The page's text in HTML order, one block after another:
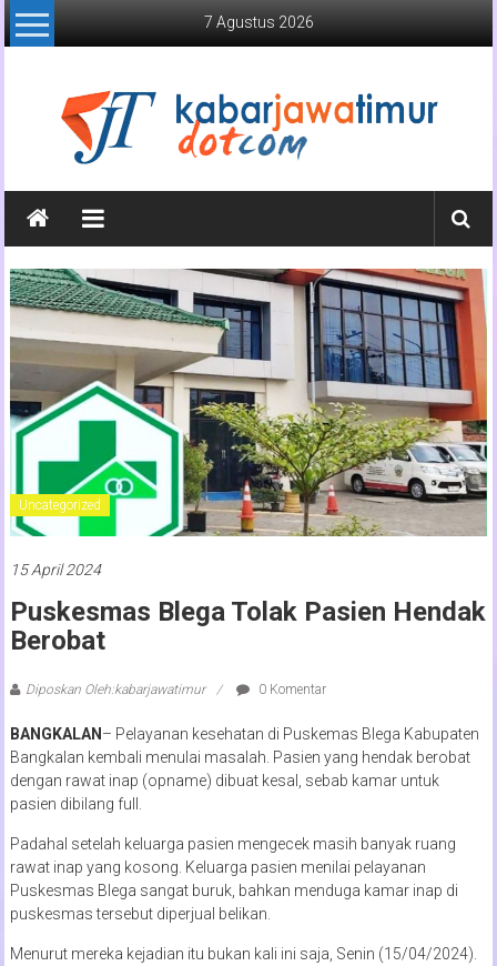
Lompat
ke
7 Agustus 2026
Kabar
Jawa
Timur
Media
Online
Jawa
Timur
Uncategorized
15 April 2024
Puskesmas Blega Tolak Pasien Hendak
Berobat
Diposkan Oleh:kabarjawatimur 0 Komentar
BANGKALAN – Pelayanan kesehatan di Puskemas Blega Kabupaten
Bangkalan kembali menulai masalah. Pasien yang hendak berobat
dengan rawat inap (opname) dibuat kesal, sebab kamar untuk
pasien dibilang full.
Padahal setelah keluarga pasien mengecek masih banyak ruang
rawat inap yang kosong. Keluarga pasien menilai pelayanan
Puskesmas Blega sangat buruk, bahkan menduga kamar inap di
puskesmas tersebut diperjual belikan.
Menurut mereka kejadian itu bukan kali ini saja, Senin (15/04/2024).